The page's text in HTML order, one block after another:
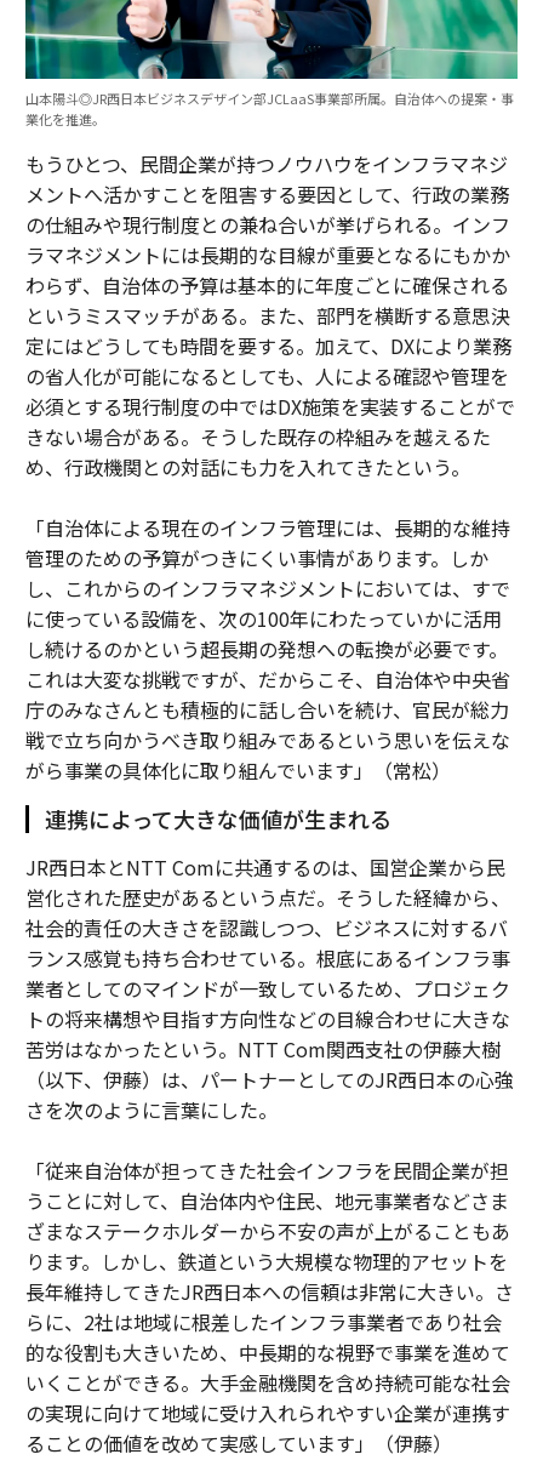
山本陽斗◎JR西日本ビジネスデザイン部JCLaaS事業部所属。自治体への提案・事
業化を推進。
もうひとつ、民間企業が持つノウハウをインフラマネジ
メントへ活かすことを阻害する要因として、行政の業務
の仕組みや現行制度との兼ね合いが挙げられる。インフ
ラマネジメントには長期的な目線が重要となるにもかか
わらず、自治体の予算は基本的に年度ごとに確保される
というミスマッチがある。また、部門を横断する意思決
定にはどうしても時間を要する。加えて、DXにより業務
の省人化が可能になるとしても、人による確認や管理を
必須とする現行制度の中ではDX施策を実装することがで
きない場合がある。そうした既存の枠組みを越えるた
め、行政機関との対話にも力を入れてきたという。
「自治体による現在のインフラ管理には、長期的な維持
管理のための予算がつきにくい事情があります。しか
し、これからのインフラマネジメントにおいては、すで
に使っている設備を、次の100年にわたっていかに活用
し続けるのかという超長期の発想への転換が必要です。
これは大変な挑戦ですが、だからこそ、自治体や中央省
庁のみなさんとも積極的に話し合いを続け、官民が総力
戦で立ち向かうべき取り組みであるという思いを伝えな
がら事業の具体化に取り組んでいます」（常松）
連携によって大きな価値が生まれる
JR西日本とNTT Comに共通するのは、国営企業から民
営化された歴史があるという点だ。そうした経緯から、
社会的責任の大きさを認識しつつ、ビジネスに対するバ
ランス感覚も持ち合わせている。根底にあるインフラ事
業者としてのマインドが一致しているため、プロジェク
トの将来構想や目指す方向性などの目線合わせに大きな
苦労はなかったという。NTT Com関西支社の伊藤大樹
（以下、伊藤）は、パートナーとしてのJR西日本の心強
さを次のように言葉にした。
「従来自治体が担ってきた社会インフラを民間企業が担
うことに対して、自治体内や住民、地元事業者などさま
ざまなステークホルダーから不安の声が上がることもあ
ります。しかし、鉄道という大規模な物理的アセットを
長年維持してきたJR西日本への信頼は非常に大きい。さ
らに、2社は地域に根差したインフラ事業者であり社会
的な役割も大きいため、中長期的な視野で事業を進めて
いくことができる。大手金融機関を含め持続可能な社会
の実現に向けて地域に受け入れられやすい企業が連携す
ることの価値を改めて実感しています」（伊藤）